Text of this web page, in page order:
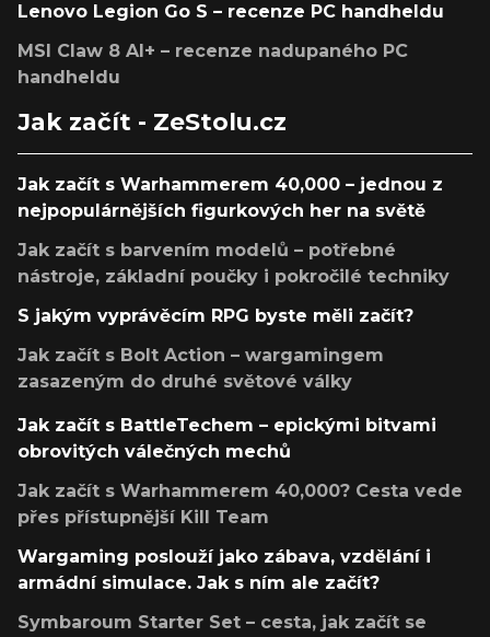
Lenovo Legion Go S – recenze PC handheldu
MSI Claw 8 AI+ – recenze nadupaného PC
handheldu
Jak začít - ZeStolu.cz
Jak začít s Warhammerem 40,000 – jednou z
nejpopulárnějších figurkových her na světě
Jak začít s barvením modelů – potřebné
nástroje, základní poučky i pokročilé techniky
S jakým vyprávěcím RPG byste měli začít?
Jak začít s Bolt Action – wargamingem
zasazeným do druhé světové války
Jak začít s BattleTechem – epickými bitvami
obrovitých válečných mechů
Jak začít s Warhammerem 40,000? Cesta vede
přes přístupnější Kill Team
Wargaming poslouží jako zábava, vzdělání i
armádní simulace. Jak s ním ale začít?
Symbaroum Starter Set – cesta, jak začít se